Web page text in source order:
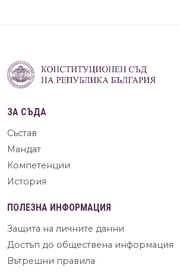
ЗА СЪДА
Състав
Мандат
Компетенции
История
ПОЛЕЗНА ИНФОРМАЦИЯ
Защита на личните данни
Достъп до обществена информация
Вътрешни правила